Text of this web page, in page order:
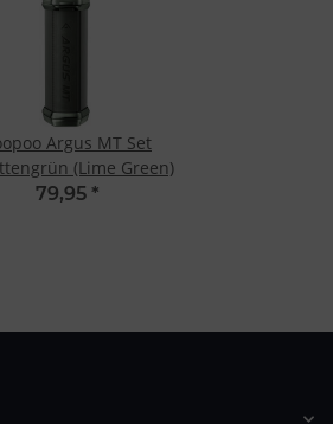
Argus MT Set
(Lime Green)
79,95 *